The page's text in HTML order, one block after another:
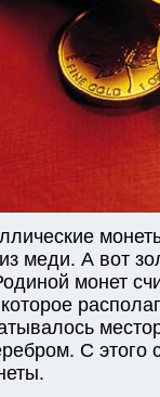
меди. А вот
монет
которое
С этого